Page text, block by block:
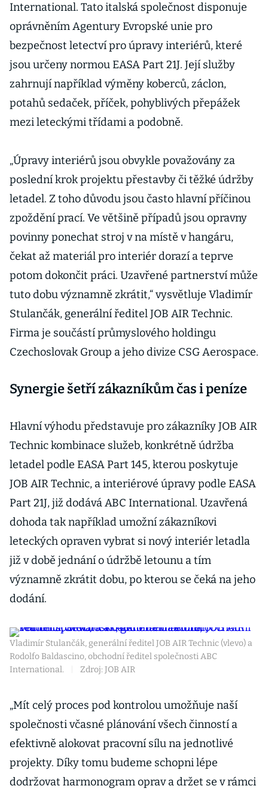
International. Tato italská společnost disponuje
oprávněním Agentury Evropské unie pro
bezpečnost letectví pro úpravy interiérů, které
jsou určeny normou EASA Part 21J. Její služby
zahrnují například výměny koberců, záclon,
potahů sedaček, příček, pohyblivých přepážek
mezi leteckými třídami a podobně.
„Úpravy interiérů jsou obvykle považovány za
poslední krok projektu přestavby či těžké údržby
letadel. Z toho důvodu jsou často hlavní příčinou
zpoždění prací. Ve většině případů jsou opravny
povinny ponechat stroj v na místě v hangáru,
čekat až materiál pro interiér dorazí a teprve
potom dokončit práci. Uzavřené partnerství může
tuto dobu významně zkrátit,“ vysvětluje Vladimír
Stulančák, generální ředitel JOB AIR Technic.
Firma je součástí průmyslového holdingu
Czechoslovak Group a jeho divize CSG Aerospace.
Synergie šetří zákazníkům čas i peníze
Hlavní výhodu představuje pro zákazníky JOB AIR
Technic kombinace služeb, konkrétně údržba
letadel podle EASA Part 145, kterou poskytuje
JOB AIR Technic, a interiérové úpravy podle EASA
Part 21J, již dodává ABC International. Uzavřená
dohoda tak například umožní zákazníkovi
leteckých opraven vybrat si nový interiér letadla
již v době jednání o údržbě letounu a tím
významně zkrátit dobu, po kterou se čeká na jeho
dodání.
Vladimír Stulančák, generální ředitel JOB AIR Technic (vlevo) a
Rodolfo Baldascino, obchodní ředitel společnosti ABC
International.
Zdroj: JOB AIR
„Mít celý proces pod kontrolou umožňuje naší
společnosti včasné plánování všech činností a
efektivně alokovat pracovní sílu na jednotlivé
projekty. Díky tomu budeme schopni lépe
dodržovat harmonogram oprav a držet se v rámci